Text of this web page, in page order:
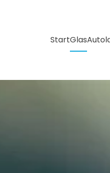
StartGlas